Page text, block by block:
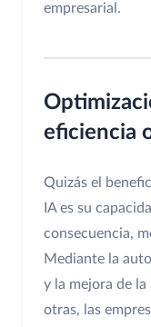
empresarial.
eficiencia
Quizás el
IA es su
consecuencia,
Mediante la
y la mejora de
otras, las